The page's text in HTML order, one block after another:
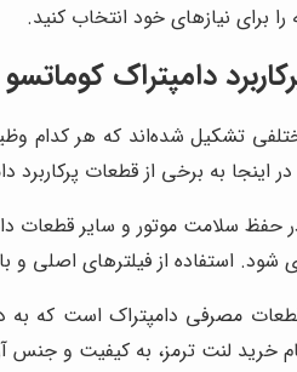
برای نیازهای خود انتخاب کنید.
دامپتراک کوماتسو
تشکیل شده‌اند که هر کدام
اینجا به برخی از قطعات پرکاربرد
حفظ سلامت موتور و سایر قطعات
استفاده از فیلترهای اصلی و
مصرفی دامپتراک است که به
خرید لنت ترمز، به کیفیت و جنس